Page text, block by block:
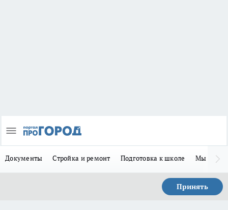
Документы Стройка и ремонт Подготовка к школе Мы в MAX
Принять